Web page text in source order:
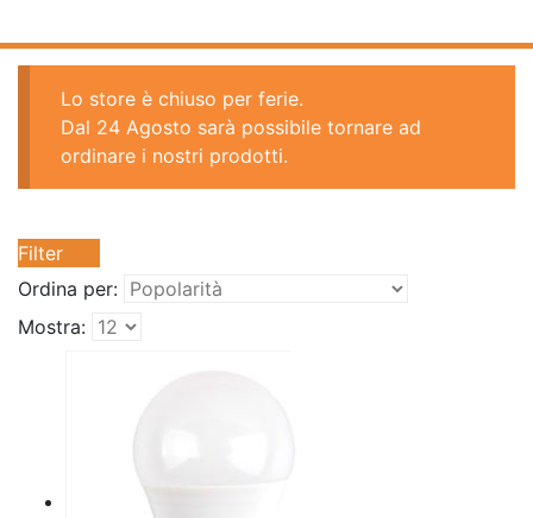
Lo store è chiuso per ferie.
Dal 24 Agosto sarà possibile tornare ad
ordinare i nostri prodotti.
Filter
Ordina per:
Mostra: